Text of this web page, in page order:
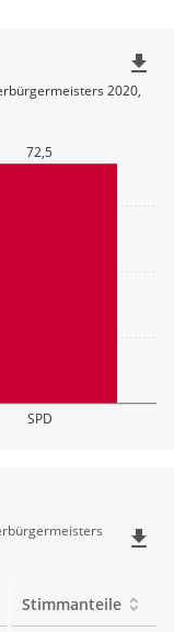
SPD
72,5
2020,
file_download
file_download
Stimmanteile